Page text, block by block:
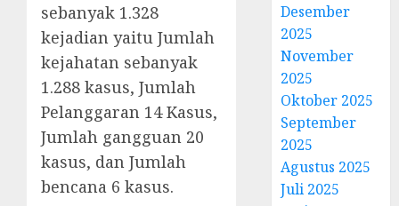
sebanyak 1.328
kejadian yaitu Jumlah
kejahatan sebanyak
1.288 kasus, Jumlah
Pelanggaran 14 Kasus,
Jumlah gangguan 20
kasus, dan Jumlah
bencana 6 kasus.
Desember
2025
November
2025
Oktober 2025
September
2025
Agustus 2025
Juli 2025